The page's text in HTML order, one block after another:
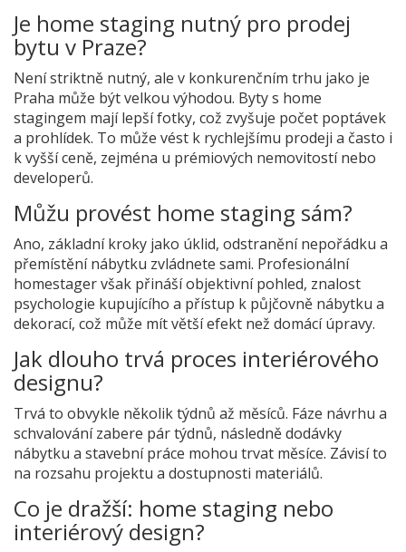
Je home staging nutný pro prodej
bytu v Praze?
Není striktně nutný, ale v konkurenčním trhu jako je
Praha může být velkou výhodou. Byty s home
stagingem mají lepší fotky, což zvyšuje počet poptávek
a prohlídek. To může vést k rychlejšímu prodeji a často i
k vyšší ceně, zejména u prémiových nemovitostí nebo
developerů.
Můžu provést home staging sám?
Ano, základní kroky jako úklid, odstranění nepořádku a
přemístění nábytku zvládnete sami. Profesionální
homestager však přináší objektivní pohled, znalost
psychologie kupujícího a přístup k půjčovně nábytku a
dekorací, což může mít větší efekt než domácí úpravy.
Jak dlouho trvá proces interiérového
designu?
Trvá to obvykle několik týdnů až měsíců. Fáze návrhu a
schvalování zabere pár týdnů, následně dodávky
nábytku a stavební práce mohou trvat měsíce. Závisí to
na rozsahu projektu a dostupnosti materiálů.
Co je dražší: home staging nebo
interiérový design?